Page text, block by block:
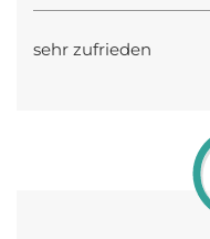
sehr zufrieden